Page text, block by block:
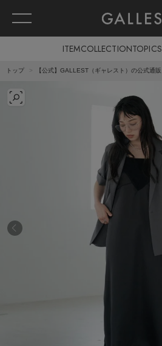
ITEMCOLLECTIONTOPICS
トップ 【公式】GALLEST（ギャレスト）の公式通販